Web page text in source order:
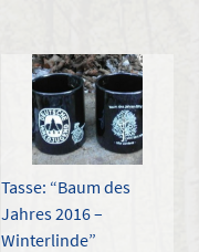
Tasse: “Baum des
Jahres 2016 –
Winterlinde”